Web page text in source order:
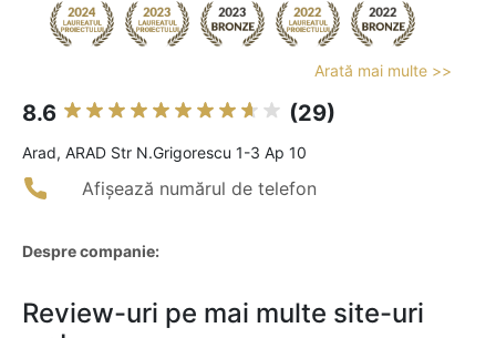
Arată mai multe >>
8.6 (29)
Arad, ARAD Str N.Grigorescu 1-3 Ap 10
Afișează numărul de telefon
Despre companie:
Review-uri pe mai multe site-uri